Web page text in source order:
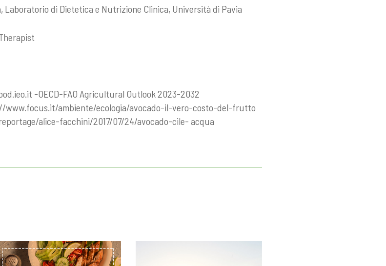
Laboratorio di Dietetica e Nutrizione Clinica, Università di Pavia
-OECD-FAO Agricultural Outlook 2023-2032
ambiente/ecologia/avocado-il-vero-costo-del-frutto
alice-facchini/2017/07/24/avocado-cile- acqua